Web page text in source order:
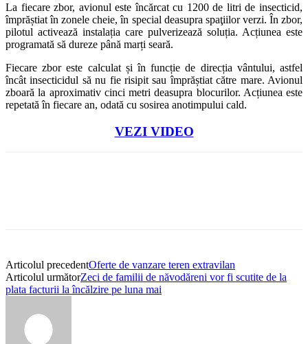
La fiecare zbor, avionul este încărcat cu 1200 de litri de insecticid,
împrăștiat în zonele cheie, în special deasupra spaţiilor verzi. În zbor,
pilotul activează instalația care pulverizează soluția. Acțiunea este
programată să dureze până marți seară.
Fiecare zbor este calculat și în funcție de direcția vântului, astfel
încât insecticidul să nu fie risipit sau împrăștiat către mare. Avionul
zboară la aproximativ cinci metri deasupra blocurilor. Acțiunea este
repetată în fiecare an, odată cu sosirea anotimpului cald.
VEZI VIDEO
Articolul precedentOferte de vanzare teren extravilan
Articolul următorZeci de familii de năvodăreni vor fi scutite de la
plata facturii la încălzire pe luna mai